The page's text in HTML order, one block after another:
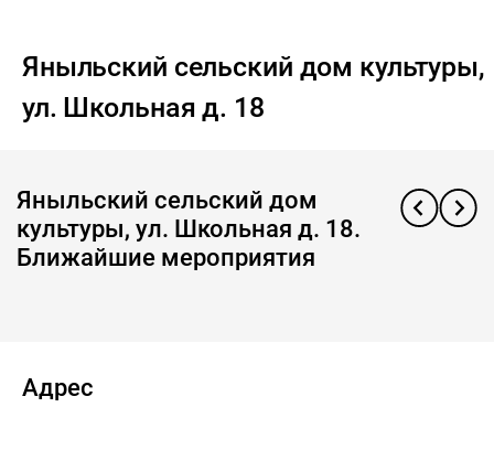
Яныльский сельский дом культуры,
ул. Школьная д. 18
Яныльский сельский дом
культуры, ул. Школьная д. 18.
Ближайшие мероприятия
Адрес